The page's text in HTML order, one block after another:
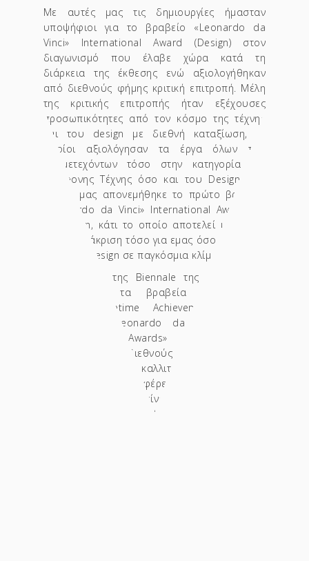
Με αυτές μας τις δημιουργίες ήμασταν
υποψήφιοι για το βραβείο «Leonardo da
Vinci» International Award (Design) στον
διαγωνισμό που έλαβε χώρα κατά τη
διάρκεια της έκθεσης ενώ αξιολογήθηκαν
από διεθνούς φήμης κριτική επιτροπή. Μέλη
της κριτικής επιτροπής ήταν εξέχουσες
προσωπικότητες από τον κόσμο της τέχνης
και του design με διεθνή καταξίωση, οι
οποίοι αξιολόγησαν τα έργα όλων των
συμμετεχόντων τόσο στην κατηγορία της
Συγχρονης Τέχνης όσο και του Design. Στο
Studio μας απονεμήθηκε το πρώτο βραβείο
«Leonardo da Vinci» International Award για
το Design, κάτι το οποίο αποτελεί μια πολύ
μεγάλη διάκριση τόσο για εμας όσο και για το
ελληνικό Design σε παγκόσμια κλίμακα.»
Στο πλαίσιο της Biennale της Φλωρεντίας,
απονέμονται τα βραβεία «Lorenzo il
Magnifico Lifetime Achievement Awards»
(Τέχνη) και «Leonardo da Vinci Lifetime
Achievement Awards» (Design) σε
προσωπικότητες διεθνούς φήμης που έχουν
επιτύχει κορυφαία καλλιτεχνικά επιτευγμάτα
και έχουν συνεισφέρει στον Πολιτισμό,
μεταξύ των οποίων είναι: Marina Abramović,
Gustavo Aceves, Refik Anadol, Sauro Cavallini,